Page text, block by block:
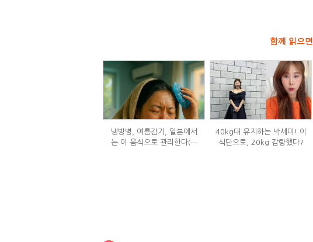
함께 읽으면
냉방병, 여름감기, 일본에서
는 이 음식으로 관리한다(생
40kg대 유지하는 박세미! 이
식단으로, 20kg 감량했다?